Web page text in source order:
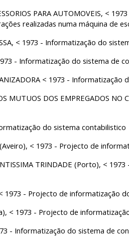
PARA AUTOMOVEIS, <
realizadas numa máquina de
< 1973 - Informatização do
- Informatização do sistema de
< 1973 -
MUTUOS DOS EMPREGADOS
do sistema contabilistico
(Aveiro), < 1973 - Projecto de
TRINDADE (Porto), <
1973 - Projecto de informatização
< 1973 - Projecto de
- Informatização do sistema de